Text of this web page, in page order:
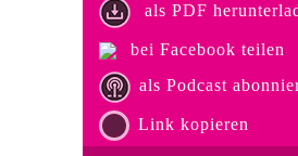
als PDF
bei Facebook teilen
als Podcast
Link kopieren